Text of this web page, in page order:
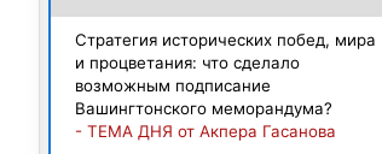
Стратегия исторических побед, мира
и процветания: что сделало
возможным подписание
Вашингтонского меморандума?
- ТЕМА ДНЯ от Акпера Гасанова